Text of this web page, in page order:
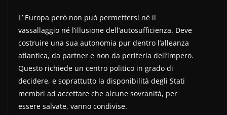
L’ Europa però non può permettersi né il
vassallaggio né l’illusione dell’autosufficienza. Deve
costruire una sua autonomia pur dentro l’alleanza
atlantica, da partner e non da periferia dell’impero.
Questo richiede un centro politico in grado di
decidere, e soprattutto la disponibilità degli Stati
membri ad accettare che alcune sovranità, per
essere salvate, vanno condivise.